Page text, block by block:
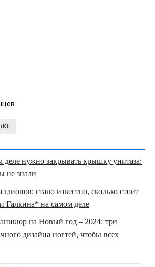
деле нужно закрывать крышку унитаза:
не знали
стало известно, сколько стоит
Галкина* на самом деле
на Новый год – 2024: три
дизайна ногтей, чтобы всех